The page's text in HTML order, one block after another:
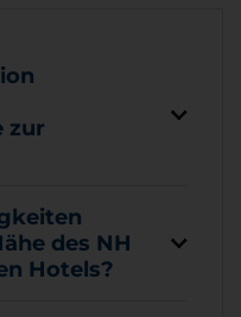
zur
des NH
Hotels?